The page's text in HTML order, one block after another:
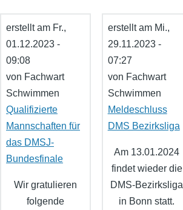
erstellt am Fr.,
01.12.2023 -
09:08
von Fachwart
Schwimmen
Qualifizierte
Mannschaften für
das DMSJ-
Bundesfinale
Wir gratulieren
folgende
erstellt am Mi.,
29.11.2023 -
07:27
von Fachwart
Schwimmen
Meldeschluss
DMS Bezirksliga
Am 13.01.2024
findet wieder die
DMS-Bezirksliga
in Bonn statt.